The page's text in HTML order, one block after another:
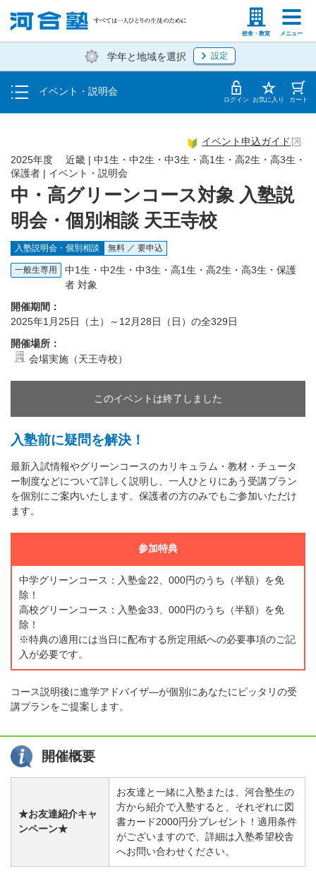
校舎・教室 メニュー
塾生の方 高等学校の先生
学年と地域を選択 設定
イベント・説明会
入塾説明会
体験授業 ログイン お気に入り カート
中・高グリーンコース対象 入塾説
明会・個別相談 天王寺校
2025年度 近畿 | 中1生・中2生・中3生・高1生・高2生・高3生・
保護者 | イベント・説明会
イベント申込ガイド
入塾説明会・個別相談 無料 ／ 要申込
一般生専用
中1生・中2生・中3生・高1生・高2生・高3生・保護
者 対象
開催期間：
2025年1月25日（土）～12月28日（日）の全329日
開催場所：
会場実施（天王寺校）
このイベントは終了しました
入塾前に疑問を解決！
最新入試情報やグリーンコースのカリキュラム・教材・チュータ
ー制度などについて詳しく説明し、一人ひとりにあう受講プラン
を個別にご案内いたします。保護者の方のみでもご参加いただけ
ます。
参加特典
中学グリーンコース：入塾金22、000円のうち（半額）を免
除！
高校グリーンコース：入塾金33、000円のうち（半額）を免
除！
※特典の適用には当日に配布する所定用紙への必要事項のご記
入が必要です。
コース説明後に進学アドバイザ―が個別にあなたにピッタリの受
講プランをご提案します。
開催概要
★お友達紹介キャ
ンペーン★
お友達と一緒に入塾または、河合塾生の
方から紹介で入塾すると、それぞれに図
書カード2000円分プレゼント！適用条件
がございますので、詳細は入塾希望校舎
へお問い合わせください。